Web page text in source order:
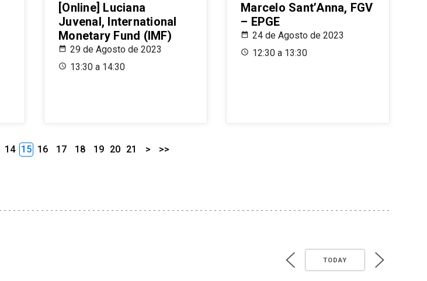
[Online] Luciana
Juvenal, International
Monetary Fund (IMF)
29 de Agosto de 2023
13:30 a 14:30
Marcelo Sant’Anna, FGV
– EPGE
24 de Agosto de 2023
12:30 a 13:30
14 15 16 17 18 19 20 21 > >>
TODAY